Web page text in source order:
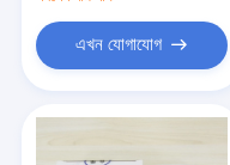
এখন যোগাযোগ